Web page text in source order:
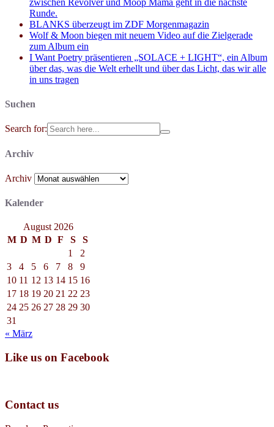
zwischen Revolver und Moop Mama geht in die nächste
Runde.
BLANKS überzeugt im ZDF Morgenmagazin
Wolf & Moon biegen mit neuem Video auf die Zielgerade
zum Album ein
I Want Poetry präsentieren „SOLACE + LIGHT“, ein Album
über das, was die Welt erhellt und über das Licht, das wir alle
in uns tragen
Suchen
Search for:
Archiv
Archiv
Kalender
August 2026
M D M D F S
S
1
2
3
4 5 6 7 8
9
10 11 12 13 14 15 16
17 18 19 20 21 22 23
24 25 26 27 28 29 30
31
« März
Like us on Facebook
Contact us